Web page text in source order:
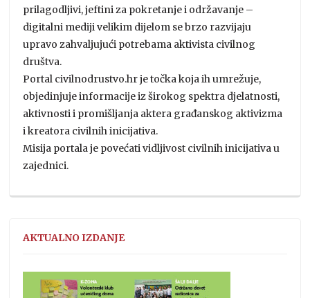
prilagodljivi, jeftini za pokretanje i održavanje –
digitalni mediji velikim dijelom se brzo razvijaju
upravo zahvaljujući potrebama aktivista civilnog
društva.
Portal civilnodrustvo.hr je točka koja ih umrežuje,
objedinjuje informacije iz širokog spektra djelatnosti,
aktivnosti i promišljanja aktera građanskog aktivizma
i kreatora civilnih inicijativa.
Misija portala je povećati vidljivost civilnih inicijativa u
zajednici.
AKTUALNO IZDANJE